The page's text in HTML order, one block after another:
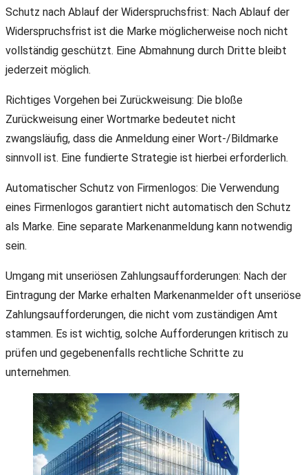
Schutz nach Ablauf der Widerspruchsfrist: Nach Ablauf der
Widerspruchsfrist ist die Marke möglicherweise noch nicht
vollständig geschützt. Eine Abmahnung durch Dritte bleibt
jederzeit möglich.
Richtiges Vorgehen bei Zurückweisung: Die bloße
Zurückweisung einer Wortmarke bedeutet nicht
zwangsläufig, dass die Anmeldung einer Wort-/Bildmarke
sinnvoll ist. Eine fundierte Strategie ist hierbei erforderlich.
Automatischer Schutz von Firmenlogos: Die Verwendung
eines Firmenlogos garantiert nicht automatisch den Schutz
als Marke. Eine separate Markenanmeldung kann notwendig
sein.
Umgang mit unseriösen Zahlungsaufforderungen: Nach der
Eintragung der Marke erhalten Markenanmelder oft unseriöse
Zahlungsaufforderungen, die nicht vom zuständigen Amt
stammen. Es ist wichtig, solche Aufforderungen kritisch zu
prüfen und gegebenenfalls rechtliche Schritte zu
unternehmen.